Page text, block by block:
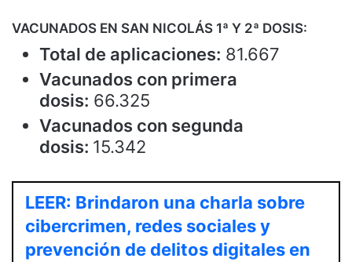
VACUNADOS EN SAN NICOLÁS 1ª Y 2ª DOSIS:
Total de aplicaciones: 81.667
Vacunados con primera
dosis: 66.325
Vacunados con segunda
dosis: 15.342
LEER: Brindaron una charla sobre
cibercrimen, redes sociales y
prevención de delitos digitales en